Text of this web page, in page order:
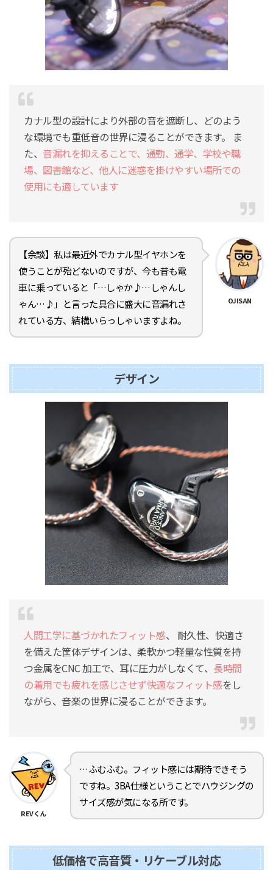
カナル型の設計により外部の音を遮断し、どのよう
な環境でも重低音の世界に浸ることができます。 ま
た、 音漏れを抑えることで、通勤、通学、学校や職
場、図書館など、他人に迷惑を掛けやすい場所での
使用にも適しています
【余談】私は最近外でカナル型イヤホンを
使うことが殆どないのですが、今も昔も電
車に乗っていると「…しゃか♪…しゃんし
ゃん…♪」と言った具合に盛大に音漏れさ
れている方、結構いらっしゃいますよね。
OJISAN
デザイン
人間工学に基づかれたフィット感、 耐久性、快適さ
を備えた筐体デザインは、柔軟かつ軽量な性質を持
つ金属をCNC 加工で、耳に圧力がしなくて、 長時間
の着用でも疲れを感じさせず快適なフィット感をし
ながら、音楽の世界に浸ることができます。
REVくん
…ふむふむ。フィット感には期待できそう
ですね。3BA仕様ということでハウジングの
サイズ感が気になる所です。
低価格で高音質・リケーブル対応